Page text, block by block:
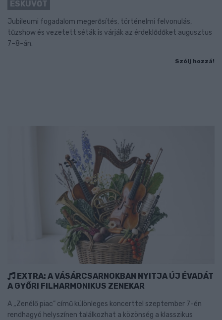
ESKÜVŐT
Jubileumi fogadalom megerősítés, történelmi felvonulás,
tűzshow és vezetett séták is várják az érdeklődőket augusztus
7–8-án.
Szólj hozzá!
EXTRA: A VÁSÁRCSARNOKBAN NYITJA ÚJ ÉVADÁT
A GYŐRI FILHARMONIKUS ZENEKAR
A „Zenélő piac” című különleges koncerttel szeptember 7-én
rendhagyó helyszínen találkozhat a közönség a klasszikus